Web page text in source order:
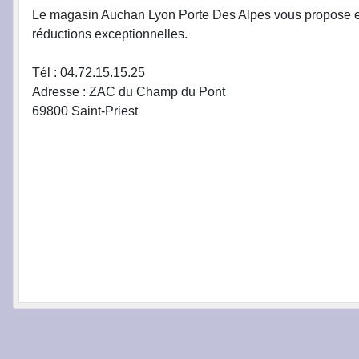
Le magasin Auchan Lyon Porte Des Alpes vous
réductions exceptionnelles.
Tél : 04.72.15.15.25
Adresse : ZAC du Champ du Pont
69800 Saint-Priest